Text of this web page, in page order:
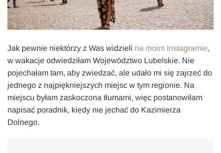
Jak pewnie niektórzy z Was widzieli na moim Instagramie,
w wakacje odwiedziłam Województwo Lubelskie. Nie
pojechałam tam, aby zwiedzać, ale udało mi się zajrzeć do
jednego z najpiękniejszych miejsc w tym regionie. Na
miejscu byłam zaskoczona tłumami, więc postanowiłam
napisać poradnik, kiedy nie jechać do Kazimierza
Dolnego.